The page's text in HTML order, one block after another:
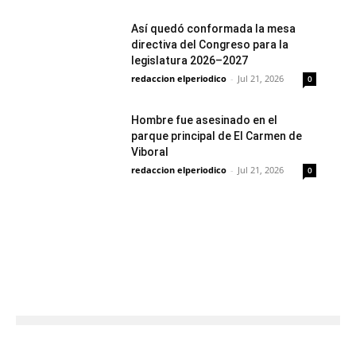
Así quedó conformada la mesa
directiva del Congreso para la
legislatura 2026–2027
redaccion elperiodico - Jul 21, 2026 0
Hombre fue asesinado en el
parque principal de El Carmen de
Viboral
redaccion elperiodico - Jul 21, 2026 0